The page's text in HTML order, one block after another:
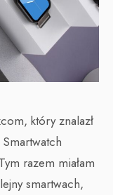
który znalazł
razem miałam
smartwach,